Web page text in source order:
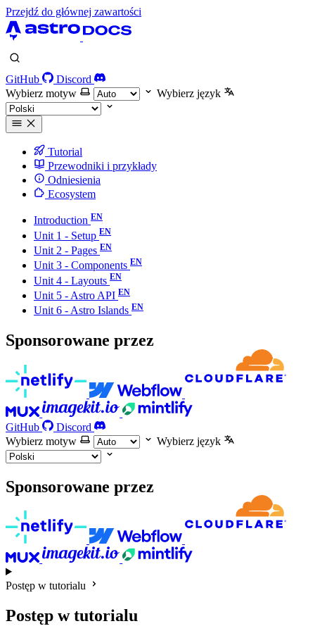
Przejdź do głównej zawartości
GitHub
Discord
Wybierz motyw
Wybierz język
Tutorial
Przewodniki i przykłady
Odniesienia
Ecosystem
Introduction
Unit 1 - Setup
Unit 2 - Pages
Unit 3 - Components
Unit 4 - Layouts
Unit 5 - Astro API
Unit 6 - Astro Islands
Sponsorowane przez
GitHub
Discord
Wybierz motyw
Wybierz język
Sponsorowane przez
Postęp w tutorialu
Postęp w tutorialu